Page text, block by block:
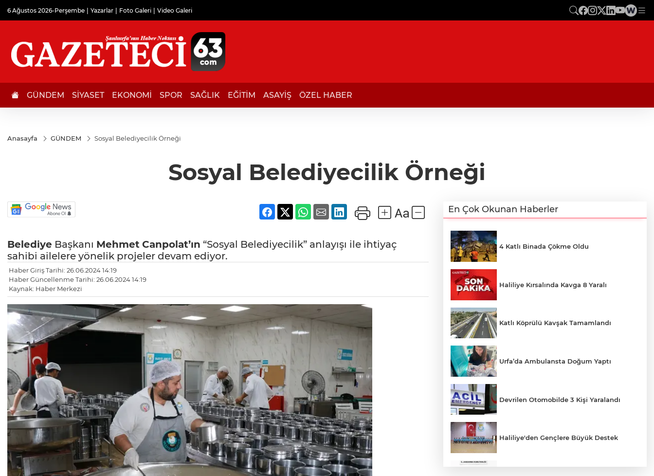
6 Ağustos 2026-Perşembe Yazarlar Foto Galeri Video Galeri
GÜNDEM SİYASET EKONOMİ SPOR SAĞLIK EĞİTİM ASAYİŞ ÖZEL HABER
Anasayfa GÜNDEM Sosyal Belediyecilik Örneği
Sosyal Belediyecilik Örneği
Belediye Başkanı Mehmet Canpolat’ın “Sosyal Belediyecilik” anlayışı ile ihtiyaç
sahibi ailelere yönelik projeler devam ediyor.
Haber Giriş Tarihi: 26.06.2024 14:19
Haber Güncellenme Tarihi: 26.06.2024 14:19
Kaynak: Haber Merkezi
En Çok Okunan Haberler
4 Katlı Binada Çökme Oldu
Haliliye Kırsalında Kavga 8 Yaralı
Katlı Köprülü Kavşak Tamamlandı
Urfa’da Ambulansta Doğum Yaptı
Devrilen Otomobilde 3 Kişi Yaralandı
Haliliye'den Gençlere Büyük Destek